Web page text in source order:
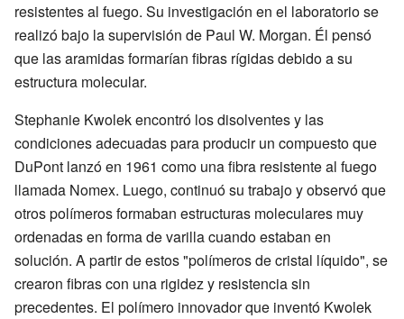
resistentes al fuego. Su investigación en el laboratorio se
realizó bajo la supervisión de Paul W. Morgan. Él pensó
que las aramidas formarían fibras rígidas debido a su
estructura molecular.
Stephanie Kwolek encontró los disolventes y las
condiciones adecuadas para producir un compuesto que
DuPont lanzó en 1961 como una fibra resistente al fuego
llamada Nomex. Luego, continuó su trabajo y observó que
otros polímeros formaban estructuras moleculares muy
ordenadas en forma de varilla cuando estaban en
solución. A partir de estos "polímeros de cristal líquido", se
crearon fibras con una rigidez y resistencia sin
precedentes. El polímero innovador que inventó Kwolek